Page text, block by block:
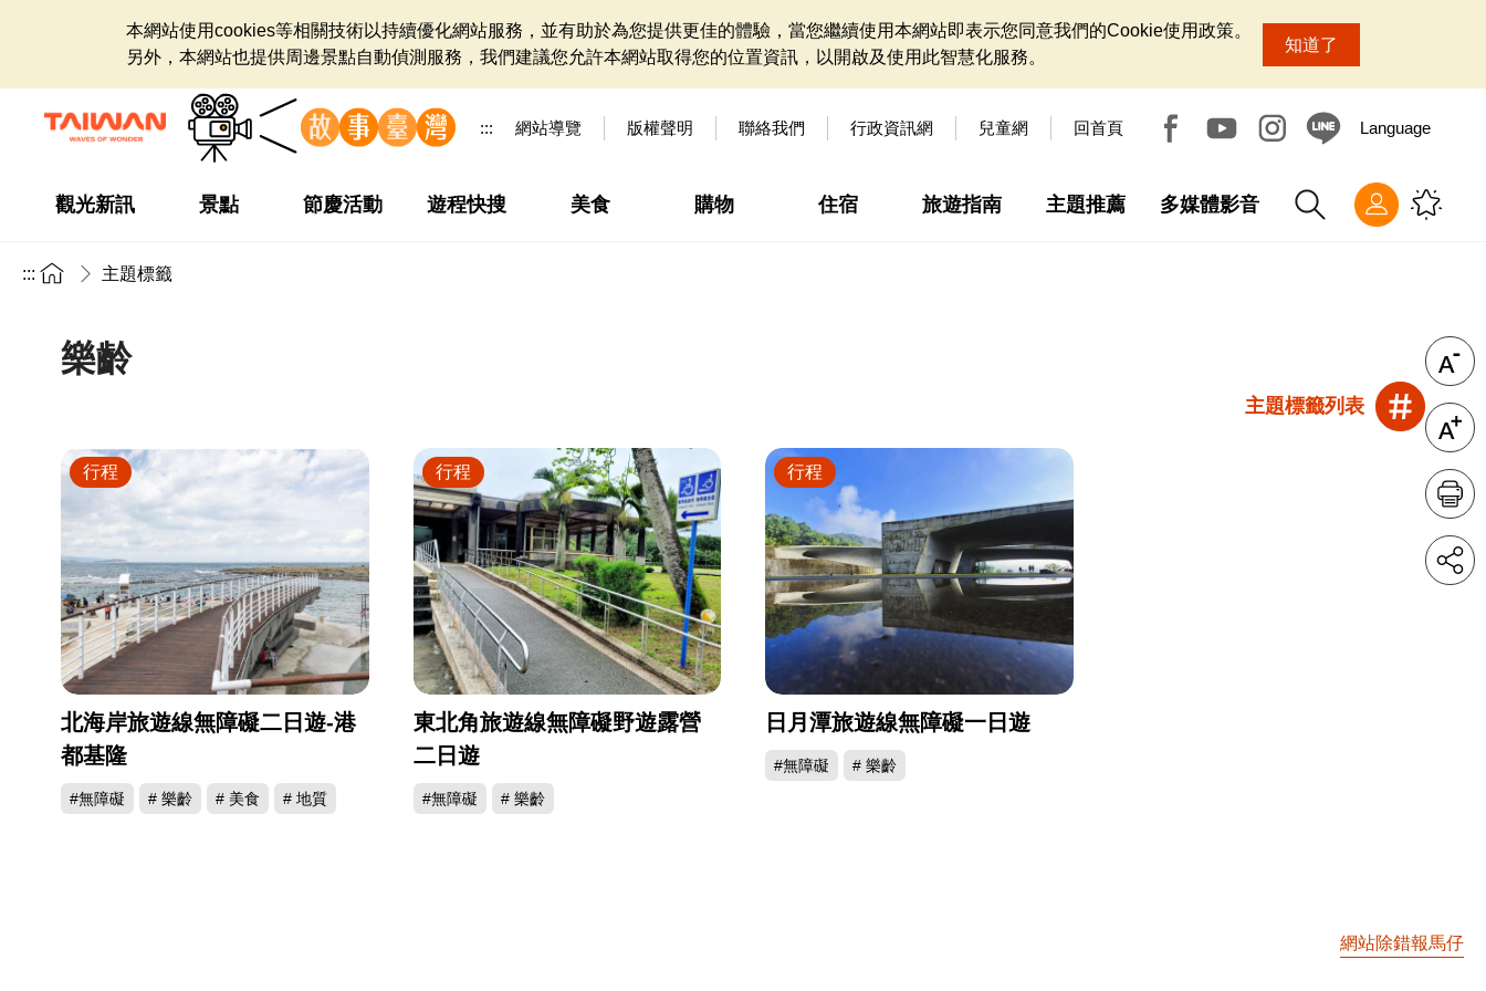
本網站使用cookies等相關技術以持續優化網站服務，並有助於為您提供更佳的體驗，當您繼續使用本網站即表示您同意我們的Cookie使用政策。
另外，本網站也提供周邊景點自動偵測服務，我們建議您允許本網站取得您的位置資訊，以開啟及使用此智慧化服務。
知道了
::: 網站導覽 版權聲明 聯絡我們 行政資訊網 兒童網 回首頁 Language
觀光新訊 景點 節慶活動 遊程快搜 美食 購物 住宿 旅遊指南 主題推薦 多媒體影音
::: 主題標籤
樂齡
主題標籤列表
北海岸旅遊線無障礙二日遊-港
都基隆
#無障礙 # 樂齡 # 美食 # 地質
行程
東北角旅遊線無障礙野遊露營
二日遊
#無障礙 # 樂齡
行程
日月潭旅遊線無障礙一日遊
#無障礙 # 樂齡
行程
網站除錯報馬仔